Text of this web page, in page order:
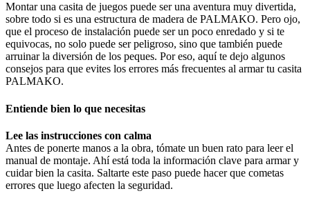
Montar una casita de juegos puede ser una aventura muy divertida,
sobre todo si es una estructura de madera de PALMAKO. Pero ojo,
que el proceso de instalación puede ser un poco enredado y si te
equivocas, no solo puede ser peligroso, sino que también puede
arruinar la diversión de los peques. Por eso, aquí te dejo algunos
consejos para que evites los errores más frecuentes al armar tu casita
PALMAKO.
Entiende bien lo que necesitas
Lee las instrucciones con calma
Antes de ponerte manos a la obra, tómate un buen rato para leer el
manual de montaje. Ahí está toda la información clave para armar y
cuidar bien la casita. Saltarte este paso puede hacer que cometas
errores que luego afecten la seguridad.